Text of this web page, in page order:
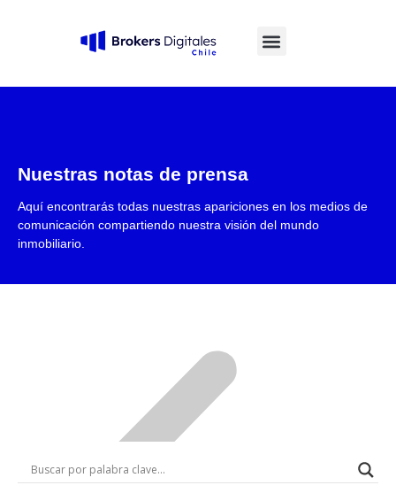
Nuestras notas de prensa
Aquí encontrarás todas nuestras apariciones en los medios de
comunicación compartiendo nuestra visión del mundo
inmobiliario.